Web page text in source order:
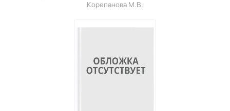
Корепанова М.В.